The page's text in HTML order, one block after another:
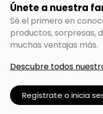
Únete a nuestra
Sé el primero en
productos, sorpresas,
muchas ventajas más.
Descubre todos
Regístrate o inicia